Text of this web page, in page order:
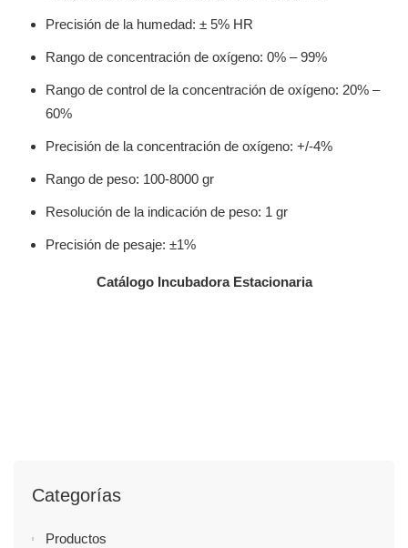
Categorías
Productos
Precisión de la humedad: ± 5% HR
Rango de concentración de oxígeno: 0% – 99%
Rango de control de la concentración de oxígeno: 20% –
60%
Precisión de la concentración de oxígeno: +/-4%
Rango de peso: 100-8000 gr
Resolución de la indicación de peso: 1 gr
Precisión de pesaje: ±1%
Catálogo Incubadora Estacionaria